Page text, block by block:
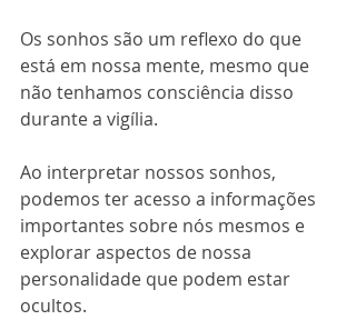
Os sonhos são um reflexo do que
está em nossa mente, mesmo que
não tenhamos consciência disso
durante a vigília.
Ao interpretar nossos sonhos,
podemos ter acesso a informações
importantes sobre nós mesmos e
explorar aspectos de nossa
personalidade que podem estar
ocultos.